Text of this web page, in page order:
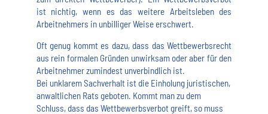
ist nichtig, wenn es das weitere Arbeitsleben des
Arbeitnehmers in unbilliger Weise erschwert.
Oft genug kommt es dazu, dass das Wettbewerbsrecht
aus rein formalen Gründen unwirksam oder aber für den
Arbeitnehmer zumindest unverbindlich ist.
Bei unklarem Sachverhalt ist die Einholung juristischen,
anwaltlichen Rats geboten. Kommt man zu dem
Schluss, dass das Wettbewerbsverbot greift, so muss